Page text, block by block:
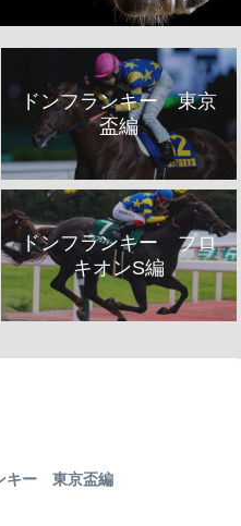
ドンフランキー 東京
盃編
ドンフランキー プロ
キオンS編
キー 東京盃編